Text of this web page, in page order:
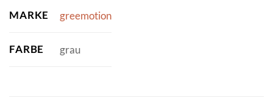
MARKE greemotion
FARBE grau